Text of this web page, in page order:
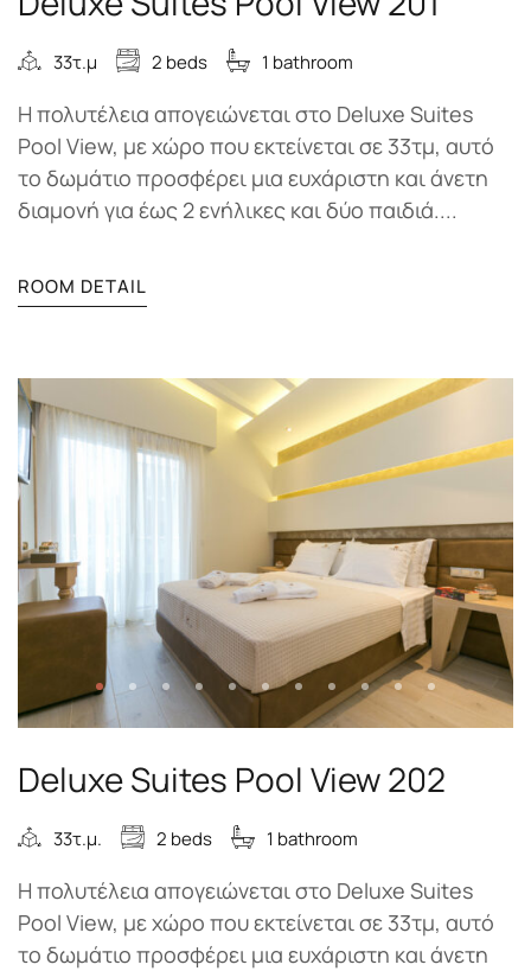
33τ.μ 2 beds 1 bathroom
Η πολυτέλεια απογειώνεται στο Deluxe Suites
Pool View, με χώρο που εκτείνεται σε 33τμ, αυτό
το δωμάτιο προσφέρει μια ευχάριστη και άνετη
διαμονή για έως 2 ενήλικες και δύο παιδιά....
ROOM DETAIL
Deluxe Suites Pool View 202
33τ.μ. 2 beds 1 bathroom
Η πολυτέλεια απογειώνεται στο Deluxe Suites
Pool View, με χώρο που εκτείνεται σε 33τμ, αυτό
το δωμάτιο προσφέρει μια ευχάριστη και άνετη